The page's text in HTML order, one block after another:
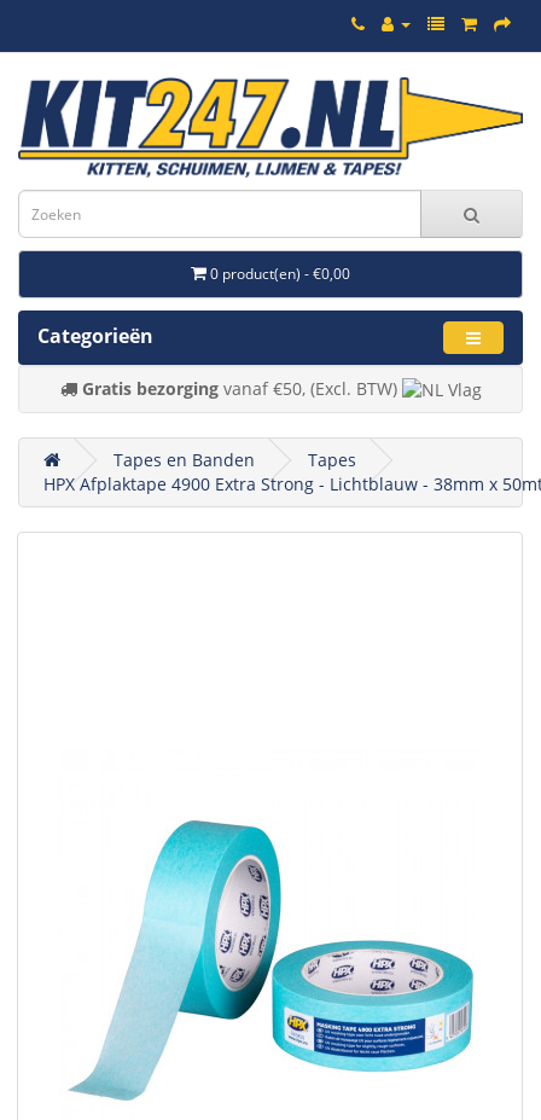
0 product(en) - €0,00
Categorieën
Gratis bezorgingvanaf €50, (Excl. BTW)
Tapes en Banden
Tapes
HPX Afplaktape 4900 Extra Strong - Lichtblauw - 38mm x